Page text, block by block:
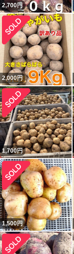
2,700円
2,000円
1,700円
1,500円